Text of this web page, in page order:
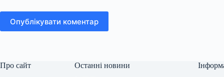
Опублікувати коментар
Про сайт Останні новини